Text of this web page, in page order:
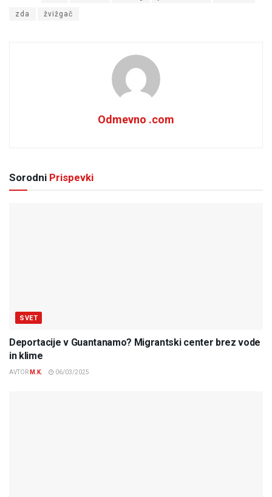
zda žvižgač
Odmevno .com
Sorodni Prispevki
SVET
Deportacije v Guantanamo? Migrantski center brez vode
in klime
AVTOR M.K. 06/03/2025